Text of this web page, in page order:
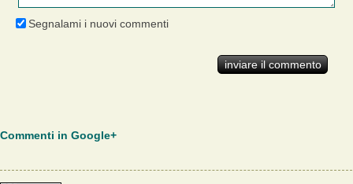
Segnalami i nuovi commenti
Commenti in Google+